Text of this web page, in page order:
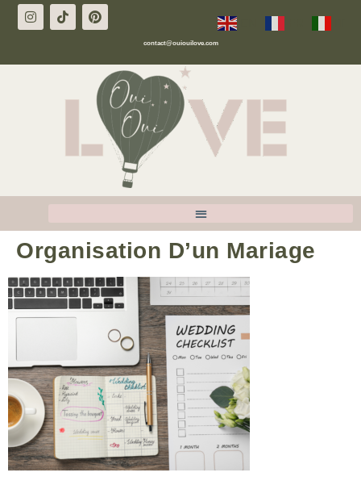
contact@ouiouilove.com
Organisation D’un Mariage